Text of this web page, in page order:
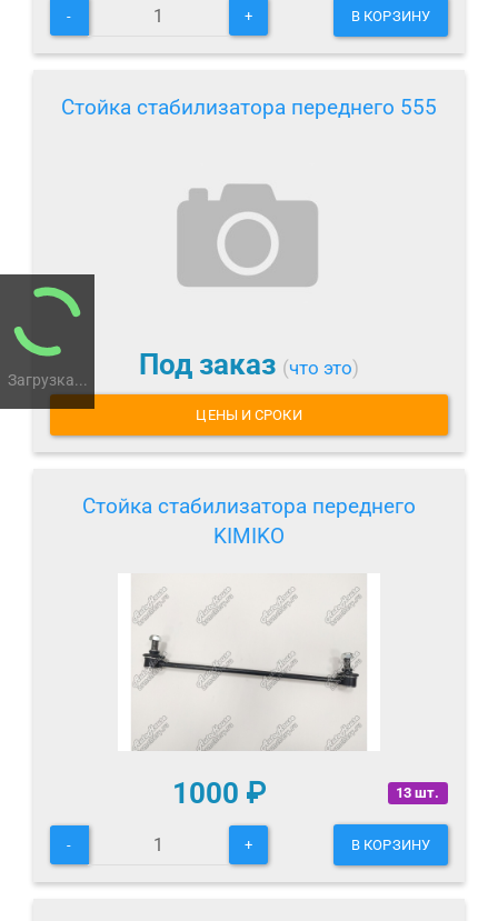
Загрузка...
- + В КОРЗИНУ
Стойка стабилизатора переднего 555
Под заказ (что это)
ЦЕНЫ И СРОКИ
Стойка стабилизатора переднего
KIMIKO
13 шт.
1000 ₽
- + В КОРЗИНУ